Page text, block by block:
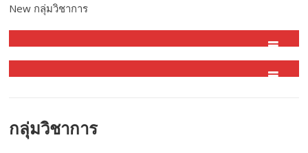
New กลุ่มวิชาการ
กลุ่มวิชาการ